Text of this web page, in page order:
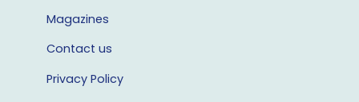
Magazines
Contact us
Privacy Policy